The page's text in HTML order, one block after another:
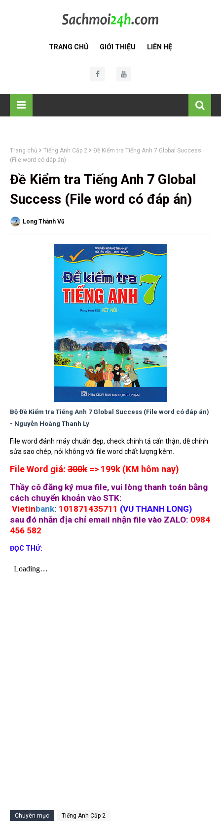
TRANG CHỦ GIỚI THIỆU LIÊN HỆ
Trang chủ Tiếng Anh Cấp 2
Đề Kiểm tra Tiếng Anh 7 Global Success
(File word có đáp án)
Đề Kiểm tra Tiếng Anh 7 Global
Success (File word có đáp án)
Long Thành Vũ
Bộ Đề Kiểm tra Tiếng Anh 7 Global Success (File word có đáp án)
- Nguyễn Hoàng Thanh Ly
File word đánh máy chuẩn đẹp, check chính tả cẩn thận, dễ chỉnh
sửa sao chép, nói không với file word chất lượng kém.
File Word giá: 300k => 199k (KM hôm nay)
Thầy cô đăng ký mua file, vui lòng thanh toán bằng
cách chuyển khoản vào STK:
Vietinbank: 101871435711 (VU THANH LONG)
sau đó nhắn địa chỉ email nhận file vào ZALO: 0984
456 582
ĐỌC THỬ:
Chuyên mục Tiếng Anh Cấp 2